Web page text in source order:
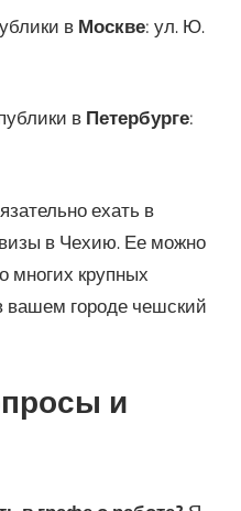
в Москве: ул. Ю.
в Петербурге:
ехать в
в Чехию. Ее можно
многих крупных
вашем городе чешский
и